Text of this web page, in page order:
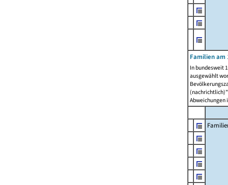
Familien am
In bundesweit
ausgewählt
Abweichungen